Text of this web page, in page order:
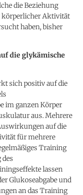
die Beziehung
körperlicher Aktivität
haben, bisher
die glykämische
sich positiv auf die
im ganzen Körper
aus. Mehrere
auf die
für mehrere
Training
lassen
Glukoseabgabe und
an das Training